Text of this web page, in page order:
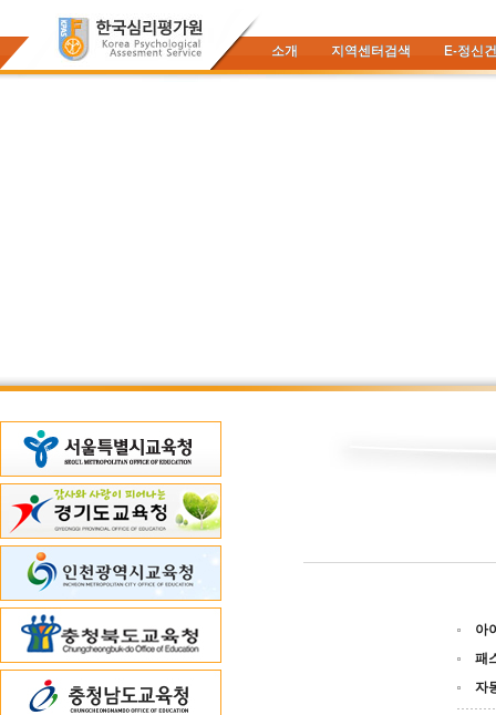
소개 지역센터검색 E-정신
아
패
자